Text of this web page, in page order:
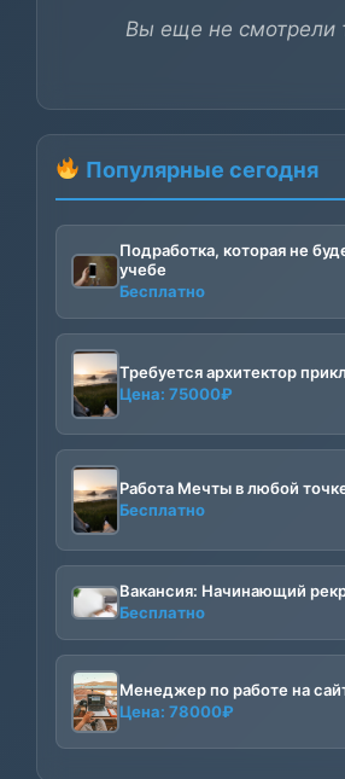
Вы еще не смотрели
Популярные сегодня
Подработка, которая не
учебе
Бесплатно
Требуется архитектор
Цена: 75000₽
Работа Мечты в любой
Бесплатно
Вакансия: Начинающий
Бесплатно
Менеджер по работе на
Цена: 78000₽